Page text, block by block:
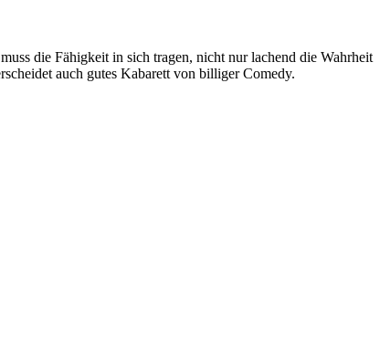
die Fähigkeit in sich tragen, nicht nur lachend die Wahrheit
auch gutes Kabarett von billiger Comedy.